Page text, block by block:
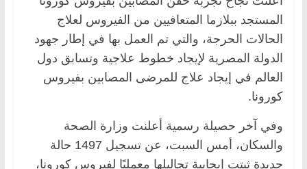
المستجد ببلازما المتعافيين من الفيروس لعلاج
الحالات الحرجة، والتي تم العمل بها في إطار جهود
الدولة المصرية لإيجاد خطوط علاجية وتسابق دول
العالم في إيجاد علاج للمرضى المصابين بفيروس
كورونا.
وفي آخر حصيلة رسمية أعلنت وزارة الصحة
والسكان، أمس السبت، عن تسجيل 1497 حالة
جديدة ثبتت إيجابية تحاليلها معمليًا لفيروس كورونا،